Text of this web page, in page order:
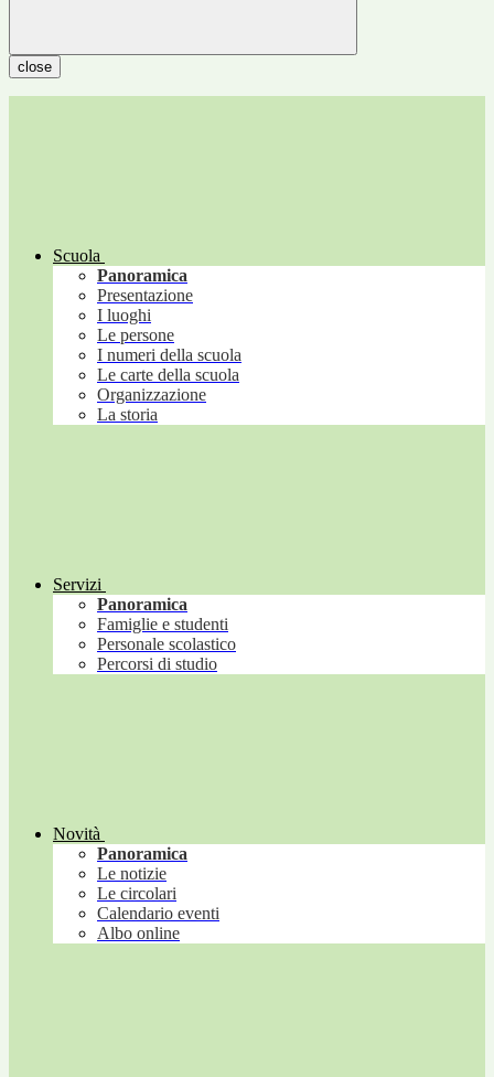
close
Scuola
Panoramica
Presentazione
I luoghi
Le persone
I numeri della scuola
Le carte della scuola
Organizzazione
La storia
Servizi
Panoramica
Famiglie e studenti
Personale scolastico
Percorsi di studio
Novità
Panoramica
Le notizie
Le circolari
Calendario eventi
Albo online